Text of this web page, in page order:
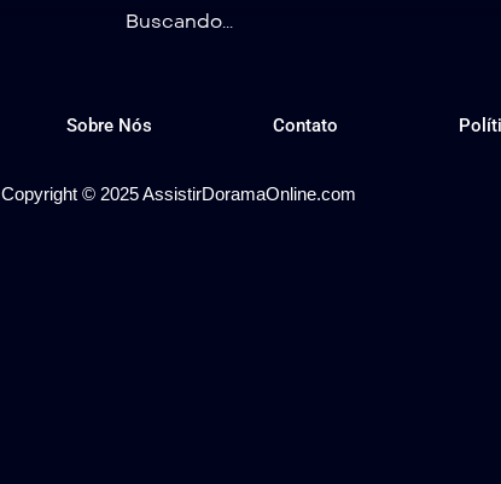
Buscando...
Sobre Nós Contato
Copyright © 2025 AssistirDoramaOnline.com